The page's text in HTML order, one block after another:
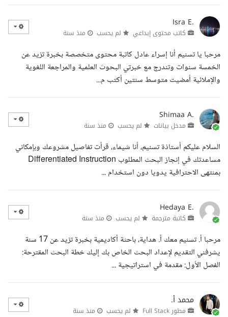
Isra E.
كاتب محتوى إبداعي لم يحسب منذ سنة
مرحبا يا تسنيم أنا إسراء عادل كاتبة محتوى متخصصة بخبرة تزيد عن
الخمسة سنوات وتندرج مع خبرتي البحوث العلمية والمراجعة اللغوية
والإملائية أمضيت متوسط سنتين أكتب م...
Shimaa A.
مدخل بيانات لم يحسب منذ سنة
السلام عليكم أستاذة تسنيم، أنا شيماء، قرأت تفاصيل مشروعك وبإمكاني
مساعدتك في إنجاز البحث المطلوب Differentiated Instruction
بمنتهى الاحترافية يدويا دون استخدام ...
Hedaya E.
كاتبة مترجمة لم يحسب منذ سنة
مرحبا أ. تسنيم معك أ. هداية، باحثة أكاديمية بخبرة تزيد عن 17 سنة
يشرفني التقديم لإعداد البحث الخاص بك إليك خطة البحث المقترحة:
الفصل الأول: مقدمة في استراتيجية ...
محمد أ.
مطور Full Stack لم يحسب منذ سنة